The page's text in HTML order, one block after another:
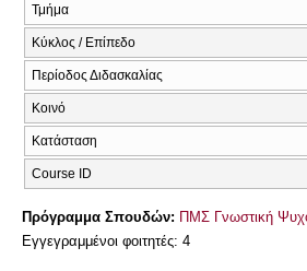
Τμήμα
Κύκλος / Επίπεδο
Περίοδος Διδασκαλίας
Κοινό
Κατάσταση
Course ID
Πρόγραμμα Σπουδών: ΠΜΣ Γνωστική
Εγγεγραμμένοι φοιτητές: 4